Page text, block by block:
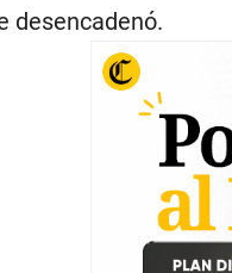
desencadenó.